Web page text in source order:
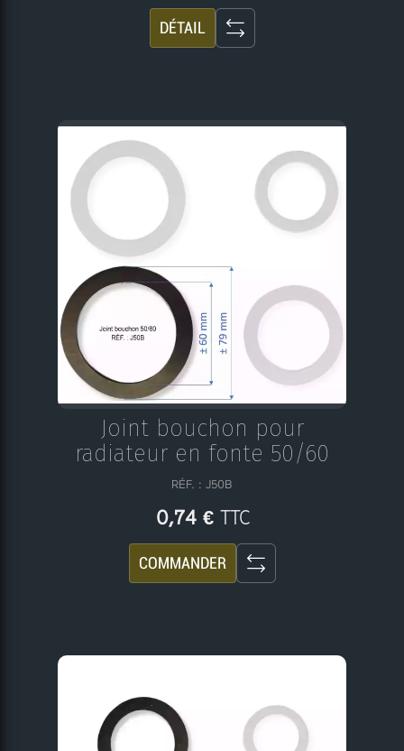
DÉTAIL
Joint bouchon pour
radiateur en fonte 50/60
RÉF. : J50B
0,74 € TTC
COMMANDER